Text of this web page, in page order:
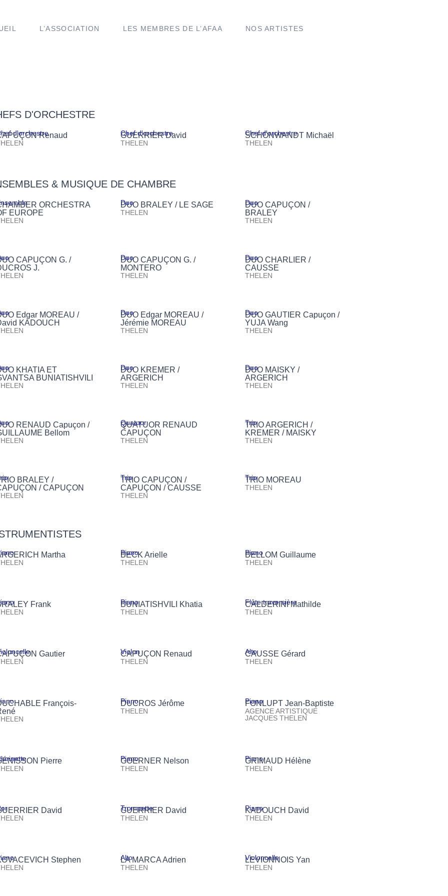
L’ASSOCIATION LES MEMBRES DE L’AFAA NOS ARTISTES
D'ORCHESTRE
d'orchestreRenaud Chef d'orchestre
GUERRIER David
THELEN
Chef d'orchestre
SCHONWANDT Michaël
THELEN
& MUSIQUE DE CHAMBRE
ORCHESTRA
EUROPE
Duo
DUO BRALEY / LE SAGE
THELEN
Duo
DUO CAPUÇON /
BRALEY
THELEN
CAPUÇON G. /
J.
Duo
DUO CAPUÇON G. /
MONTERO
THELEN
Duo
DUO CHARLIER /
CAUSSE
THELEN
Edgar MOREAU /
KADOUCH
Duo
DUO Edgar MOREAU /
Jérémie MOREAU
THELEN
Duo
DUO GAUTIER Capuçon /
YUJA Wang
THELEN
KHATIA ET
BUNIATISHVILI
Duo
DUO KREMER /
ARGERICH
THELEN
Duo
DUO MAISKY /
ARGERICH
THELEN
RENAUD Capuçon /
Bellom
Quatuor
QUATUOR RENAUD
CAPUÇON
THELEN
Trio
TRIO ARGERICH /
KREMER / MAISKY
THELEN
BRALEY /
/ CAPUÇON
Trio
TRIO CAPUÇON /
CAPUÇON / CAUSSE
THELEN
Trio
TRIO MOREAU
THELEN
Martha Piano
BECK Arielle
THELEN
Piano
BELLOM Guillaume
THELEN
Frank Piano
BUNIATISHVILI Khatia
THELEN
Flûte traversière
CALDERINI Mathilde
THELEN
Gautier Violon
CAPUÇON Renaud
THELEN
Alto
CAUSSE Gérard
THELEN
François-
Piano
DUCROS Jérôme
THELEN
Piano
FONLUPT Jean-Baptiste
AGENCE ARTISTIQUE
JACQUES THELEN
Pierre Piano
GOERNER Nelson
THELEN
Piano
GRIMAUD Hélène
THELEN
David Trompette
GUERRIER David
THELEN
Piano
KADOUCH David
THELEN
Stephen Alto
LA MARCA Adrien
THELEN
Violoncelle
LEVIONNOIS Yan
THELEN